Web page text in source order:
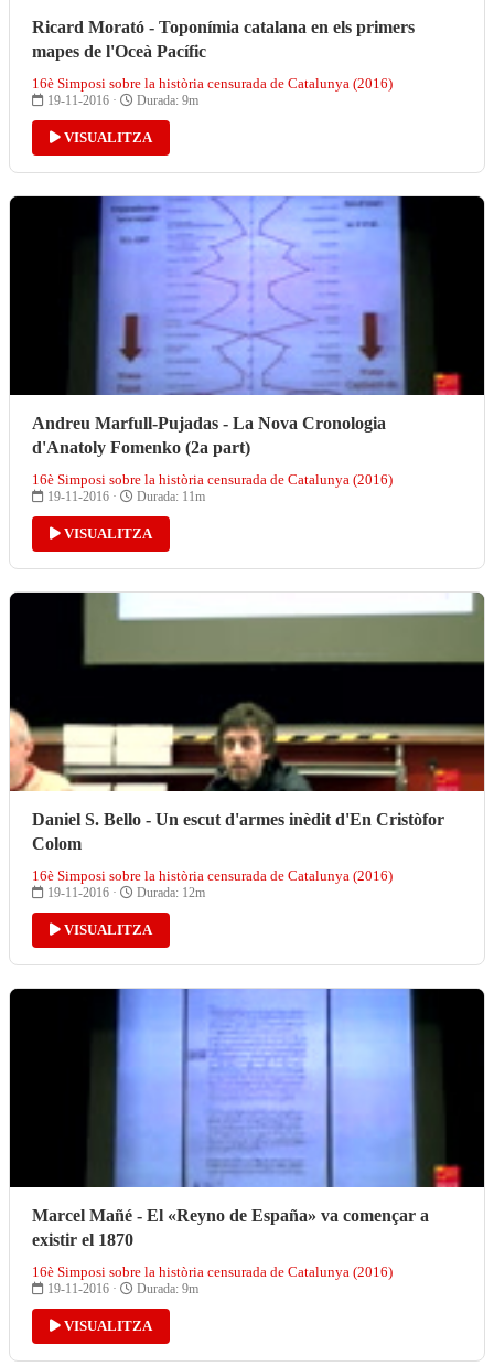
Ricard Morató - Toponímia catalana en els primers
mapes de l'Oceà Pacífic
16è Simposi sobre la història censurada de Catalunya (2016)
19-11-2016 · Durada: 9m
VISUALITZA
Andreu Marfull-Pujadas - La Nova Cronologia
d'Anatoly Fomenko (2a part)
16è Simposi sobre la història censurada de Catalunya (2016)
19-11-2016 · Durada: 11m
VISUALITZA
Daniel S. Bello - Un escut d'armes inèdit d'En Cristòfor
Colom
16è Simposi sobre la història censurada de Catalunya (2016)
19-11-2016 · Durada: 12m
VISUALITZA
Marcel Mañé - El «Reyno de España» va començar a
existir el 1870
16è Simposi sobre la història censurada de Catalunya (2016)
19-11-2016 · Durada: 9m
VISUALITZA